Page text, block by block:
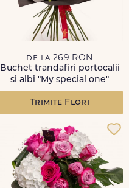
de la 269 RON
Buchet trandafiri portocalii
si albi "My special one"
Trimite Flori